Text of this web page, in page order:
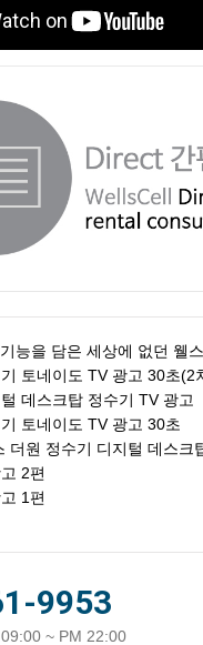
능을 담은 세상에 없던 웰
토네이도 TV 광고 30초(2
데스크탑 정수기 TV 광고
토네이도 TV 광고 30초
더원 정수기 디지털 데스크
2편
1편
9953
~ PM 22:00